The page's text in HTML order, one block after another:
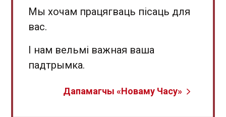
Мы хочам працягваць пісаць для
вас.
І нам вельмі важная ваша
падтрымка.
Дапамагчы «Новаму Часу»